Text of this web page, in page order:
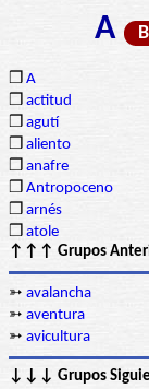
A B
❒ A
❒ actitud
❒ agutí
❒ aliento
❒ anafre
❒ Antropoceno
❒ arnés
❒ atole
↑↑↑ Grupos
➳ avalancha
➳ aventura
➳ avicultura
↓↓↓ Grupos